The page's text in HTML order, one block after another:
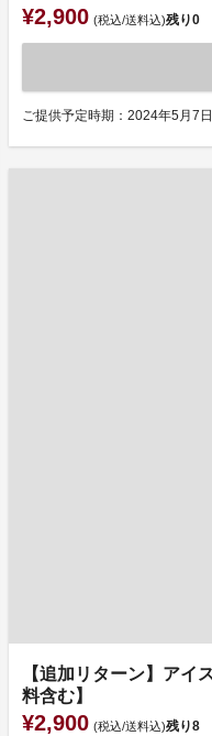
¥2,900 (税込/送料込)残り0
ご提供予定時期：2024年5月7
【追加リターン】アイ
料含む】
¥2,900 (税込/送料込)残り8